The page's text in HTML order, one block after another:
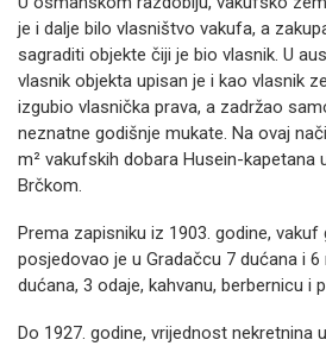
je i dalje bilo vlasništvo vakufa, a
sagraditi objekte čiji je bio vlasnik. U
vlasnik objekta upisan je i kao vlasnik
izgubio vlasnička prava, a zadržao
neznatne godišnje mukate. Na ovaj
m² vakufskih dobara Husein-kapetana
Brčkom.
Prema zapisniku iz 1903. godine,
posjedovao je u Gradačcu 7 dućana i 6
dućana, 3 odaje, kahvanu, berbernicu i
Do 1927. godine, vrijednost nekretnina